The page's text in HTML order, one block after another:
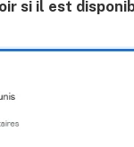
si il est